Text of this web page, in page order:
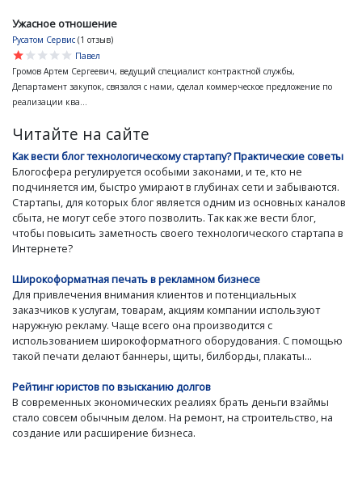
Ужасное отношение
Русатом Сервис (1 отзыв)
star
star
star
star
star
Павел
Громов Артем Сергеевич, ведущий специалист контрактной службы,
Департамент закупок, связался с нами, сделал коммерческое предложение по
реализации ква...
Читайте на сайте
Как вести блог технологическому стартапу? Практические советы
Блогосфера регулируется особыми законами, и те, кто не
подчиняется им, быстро умирают в глубинах сети и забываются.
Стартапы, для которых блог является одним из основных каналов
сбыта, не могут себе этого позволить. Так как же вести блог,
чтобы повысить заметность своего технологического стартапа в
Интернете?
Широкоформатная печать в рекламном бизнесе
Для привлечения внимания клиентов и потенциальных
заказчиков к услугам, товарам, акциям компании используют
наружную рекламу. Чаще всего она производится с
использованием широкоформатного оборудования. С помощью
такой печати делают баннеры, щиты, билборды, плакаты...
Рейтинг юристов по взысканию долгов
В современных экономических реалиях брать деньги взаймы
стало совсем обычным делом. На ремонт, на строительство, на
создание или расширение бизнеса.